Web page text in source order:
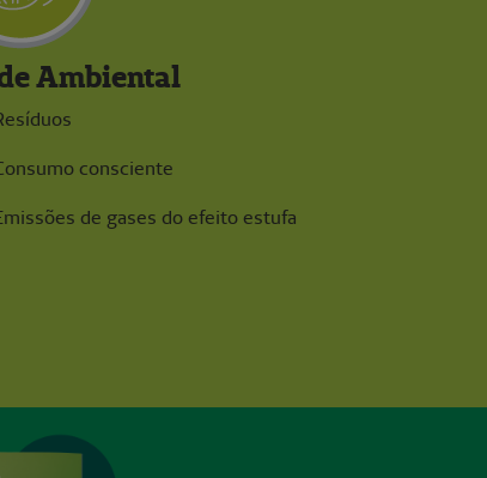
Ambiental
consciente
de gases do efeito estufa